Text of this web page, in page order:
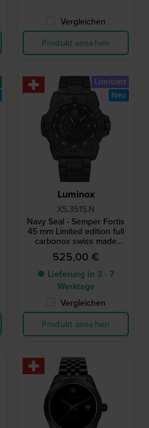
Vergleichen
Produkt ansehen
Luminox
XS.3515.N
Navy Seal - Semper Fortis
45 mm Limited edition full
carbonox swiss made
quartz watch
525,00 €
● Lieferung in 3 - 7
Werktage
Vergleichen
Produkt ansehen
Limitiert
Neu